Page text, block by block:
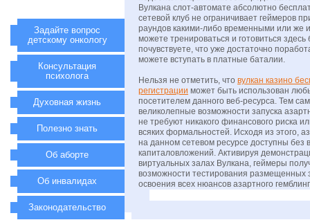
Вулкана слот-автомате абсолютно
сетевой клуб не ограничивает геймеров
раундов какими-либо временными или же
можете тренироваться и готовиться здесь
почувствуете, что уже достаточно
можете вступать в платные баталии.
Нельзя не отметить, что вулкан казино
регистрации может быть использован
посетителем данного веб-ресурса. Тем
великолепные возможности запуска
не требуют никакого финансового риска
всяких формальностей. Исходя из этого,
на данном сетевом ресурсе доступны без
капиталовложений. Активируя
виртуальных залах Вулкана, геймеры
возможности тестирования размещенных
освоения всех нюансов азартного
Задайте вопрос
детскому онкологу
Консультация
психолога
Духовная жизнь
Полезно знать
Об аборте
Об инвалидах
Законодательство